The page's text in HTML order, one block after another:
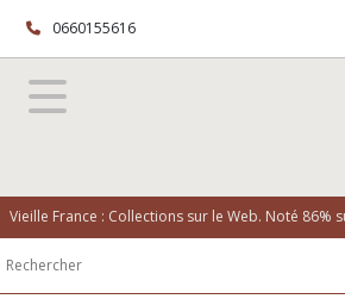
0660155616
Vieille France : Collections sur le Web. Noté 86%